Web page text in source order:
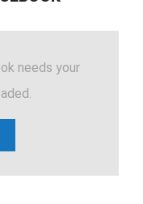
needs your